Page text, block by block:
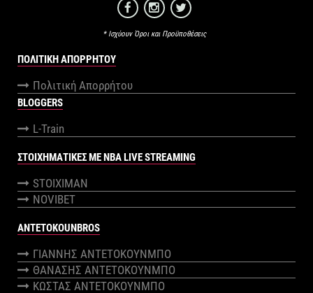
* Ισχύουν Όροι και Προϋποθέσεις
ΠΟΛΙΤΙΚΉ ΑΠΟΡΡΉΤΟΥ
Πολιτική Απορρήτου
BLOGGERS
L-Train
ΣΤΟΙΧΗΜΑΤΙΚΕΣ ΜΕ NBA LIVE STREAMING
STOIXIMAN
NOVIBET
ANTETOKOUNBROS
ΓΙΑΝΝΗΣ ΑΝΤΕΤΟΚΟΥΝΜΠΟ
ΘΑΝΑΣΗΣ ΑΝΤΕΤΟΚΟΥΝΜΠΟ
ΚΩΣΤΑΣ ΑΝΤΕΤΟΚΟΥΝΜΠΟ